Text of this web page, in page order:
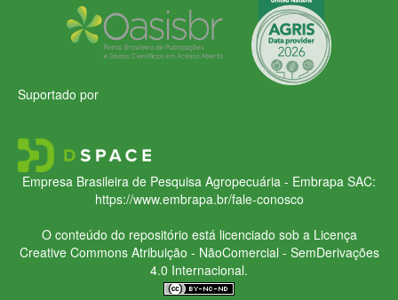
Suportado por
Empresa Brasileira de Pesquisa Agropecuária - Embrapa SAC:
https://www.embrapa.br/fale-conosco
O conteúdo do repositório está licenciado sob a Licença
Creative CommonsAtribuição - NãoComercial - SemDerivações
4.0 Internacional.